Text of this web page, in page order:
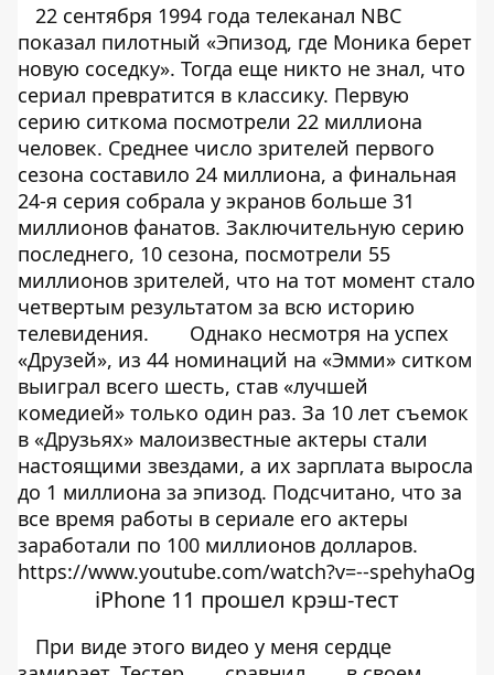
22 сентября 1994 года телеканал NBC
показал пилотный «Эпизод, где Моника берет
новую соседку». Тогда еще никто не знал, что
сериал превратится в классику. Первую
серию ситкома посмотрели 22 миллиона
человек. Среднее число зрителей первого
сезона составило 24 миллиона, а финальная
24-я серия собрала у экранов больше 31
миллионов фанатов. Заключительную серию
последнего, 10 сезона, посмотрели 55
миллионов зрителей, что на тот момент стало
четвертым результатом за всю историю
телевидения.
Однако несмотря на успех
«Друзей», из 44 номинаций на «Эмми» ситком
выиграл всего шесть, став «лучшей
комедией» только один раз. За 10 лет съемок
в «Друзьях» малоизвестные актеры стали
настоящими звездами, а их зарплата выросла
до 1 миллиона за эпизод. Подсчитано, что за
все время работы в сериале его актеры
заработали по 100 миллионов долларов.
https://www.youtube.com/watch?v=--spehyhaOg
iPhone 11 прошел крэш-тест
При виде этого видео у меня сердце